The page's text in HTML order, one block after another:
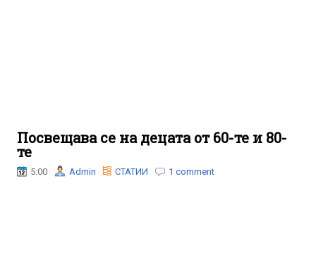
Посвещава се на децата от 60-те и 80-
те
5:00 Admin СТАТИИ 1 comment